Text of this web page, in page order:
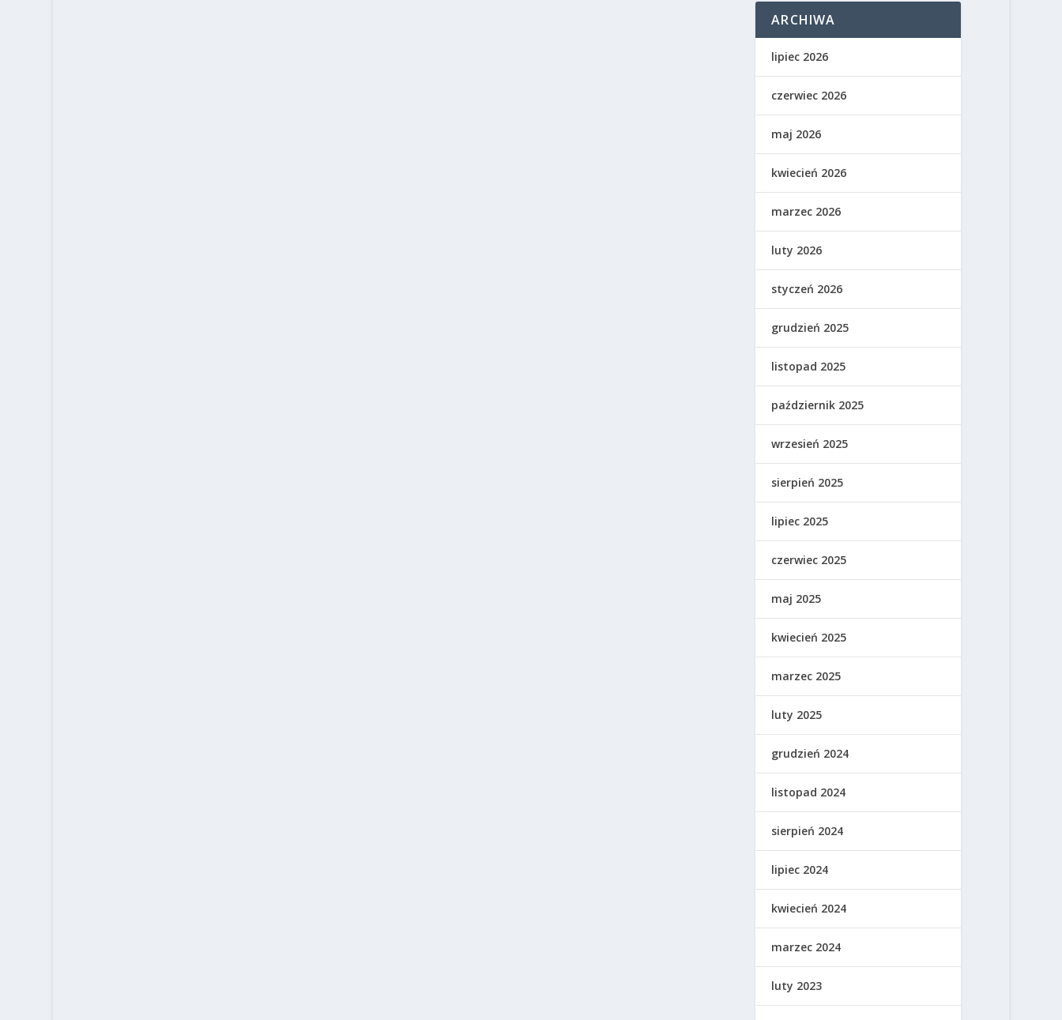
ARCHIWA
lipiec 2026
czerwiec 2026
maj 2026
kwiecień 2026
marzec 2026
luty 2026
styczeń 2026
grudzień 2025
listopad 2025
październik 2025
wrzesień 2025
sierpień 2025
lipiec 2025
czerwiec 2025
maj 2025
kwiecień 2025
marzec 2025
luty 2025
grudzień 2024
listopad 2024
sierpień 2024
lipiec 2024
kwiecień 2024
marzec 2024
luty 2023